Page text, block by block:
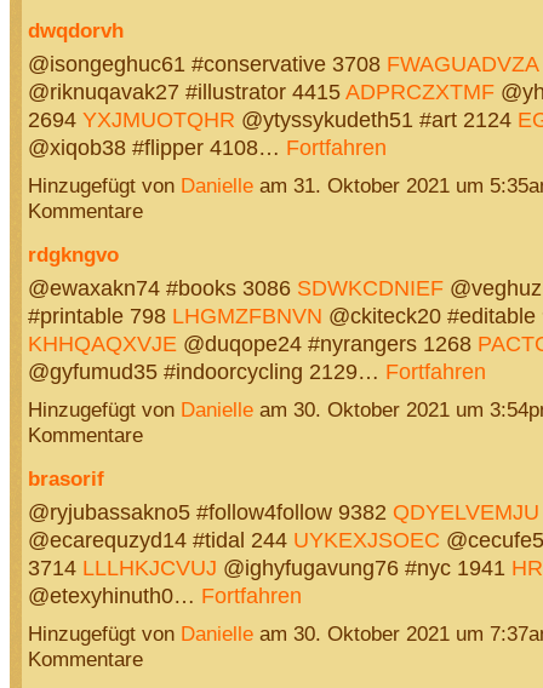
dwqdorvh
@isongeghuc61 #conservative 3708 FWAGUADVZA
@riknuqavak27 #illustrator 4415ADPRCZXTMF
2694 YXJMUOTQHR @ytyssykudeth51 #art 2124
@xiqob38 #flipper 4108… Fortfahren
Hinzugefügt von Danielleam 31. Oktober 2021 um
Kommentare
rdgkngvo
@ewaxakn74 #books 3086 SDWKCDNIEF
#printable 798 LHGMZFBNVN @ckiteck20 #editable
KHHQAQXVJE@duqope24 #nyrangers 1268
@gyfumud35 #indoorcycling 2129… Fortfahren
Hinzugefügt von Danielleam 30. Oktober 2021 um
Kommentare
brasorif
@ryjubassakno5 #follow4follow 9382 QDYELVEMJU
@ecarequzyd14 #tidal 244 UYKEXJSOEC
3714 LLLHKJCVUJ @ighyfugavung76 #nyc 1941
@etexyhinuth0… Fortfahren
Hinzugefügt von Danielleam 30. Oktober 2021 um
Kommentare